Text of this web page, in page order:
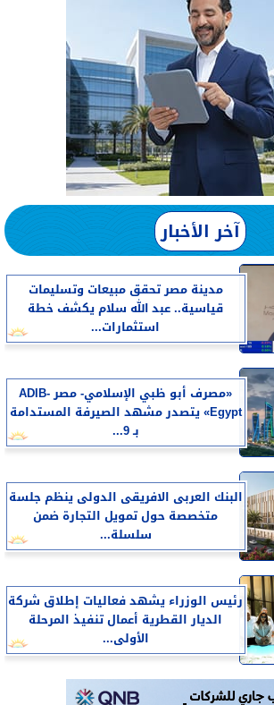
آخر الأخبار
مدينة مصر تحقق مبيعات وتسليمات
قياسية.. عبد الله سلام يكشف خطة
استثمارات...
«مصرف أبو ظبي الإسلامي- مصر ADIB-
Egypt» يتصدر مشهد الصيرفة المستدامة
بـ 9...
البنك العربى الافريقى الدولى ينظم جلسة
متخصصة حول تمويل التجارة ضمن
سلسلة...
رئيس الوزراء يشهد فعاليات إطلاق شركة
الديار القطرية أعمال تنفيذ المرحلة
الأولى...